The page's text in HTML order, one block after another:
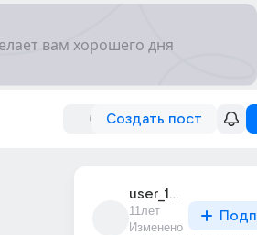
Создать пост
user_194967192
11лет
Изменено